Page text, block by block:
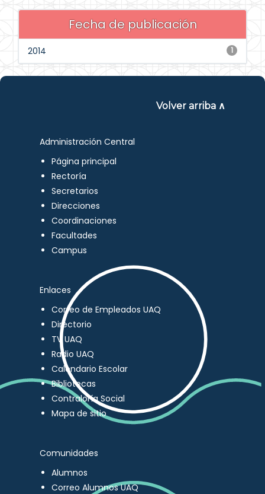
Fecha de publicación
1
2014
Volver arriba ∧
Administración Central
Página principal
Rectoría
Secretarios
Direcciones
Coordinaciones
Facultades
Campus
Enlaces
Correo de Empleados UAQ
Directorio
TV UAQ
Radio UAQ
Calendario Escolar
Bibliotecas
Contraloría Social
Mapa de sitio
Comunidades
Alumnos
Correo Alumnos UAQ